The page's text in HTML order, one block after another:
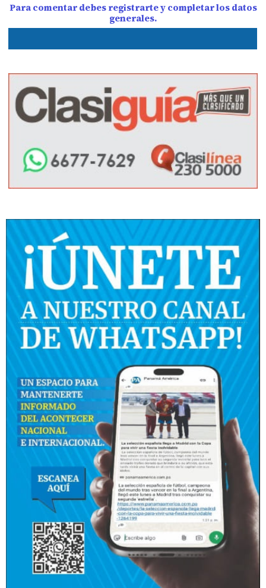
Para comentar debes registrarte y completar los datos
generales.